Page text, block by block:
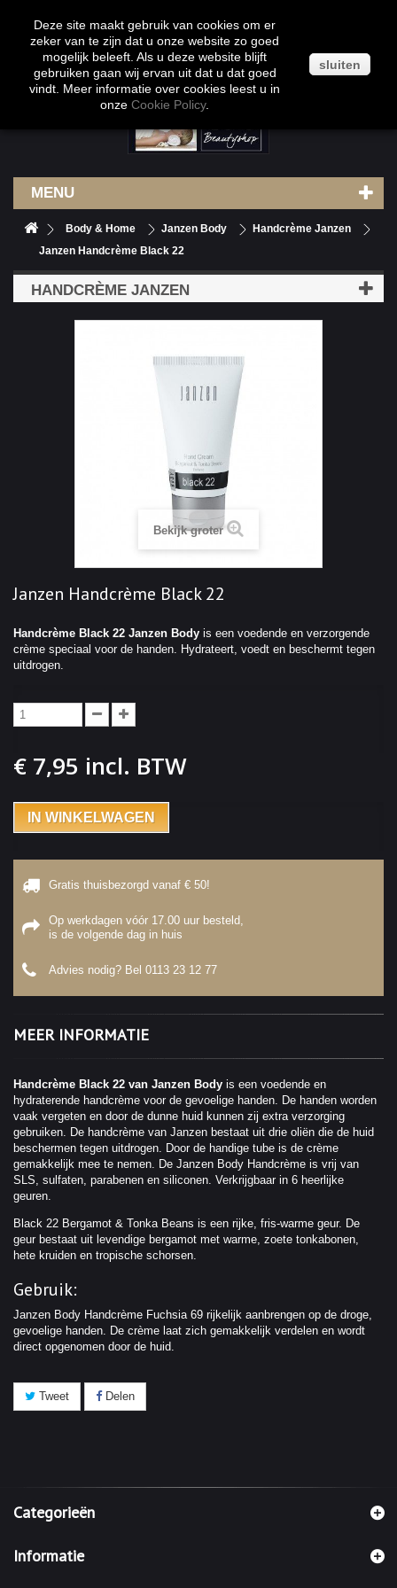
MENU
Body & Home Janzen Body
Handcrème Janzen
Janzen Handcrème Black 22
HANDCRÈME JANZEN
Bekijk groter
Janzen Handcrème Black 22
Handcrème Black 22 Janzen Body is een voedende en verzorgende
crème speciaal voor de handen. Hydrateert, voedt en beschermt tegen
uitdrogen.
€ 7,95 incl. BTW
IN WINKELWAGEN
Gratis thuisbezorgd vanaf € 50!
Op werkdagen vóór 17.00 uur besteld,
is de volgende dag in huis
Advies nodig? Bel 0113 23 12 77
MEER INFORMATIE
Handcrème Black 22 van Janzen Body is een voedende en
hydraterende handcrème voor de gevoelige handen. De handen worden
vaak vergeten en door de dunne huid kunnen zij extra verzorging
gebruiken. De handcrème van Janzen bestaat uit drie oliën die de huid
beschermen tegen uitdrogen. Door de handige tube is de crème
gemakkelijk mee te nemen. De Janzen Body Handcrème is vrij van
SLS, sulfaten, parabenen en siliconen. Verkrijgbaar in 6 heerlijke
geuren.
Black 22 Bergamot & Tonka Beans is een rijke, fris-warme geur. De
geur bestaat uit levendige bergamot met warme, zoete tonkabonen,
hete kruiden en tropische schorsen.
Gebruik:
Janzen Body Handcrème Fuchsia 69 rijkelijk aanbrengen op de droge,
gevoelige handen. De crème laat zich gemakkelijk verdelen en wordt
direct opgenomen door de huid.
Tweet Delen
Categorieën
Informatie
Deze site maakt gebruik van cookies om er
zeker van te zijn dat u onze website zo goed
mogelijk beleeft. Als u deze website blijft
gebruiken gaan wij ervan uit dat u dat goed
vindt. Meer informatie over cookies leest u in
onze Cookie Policy.
sluiten